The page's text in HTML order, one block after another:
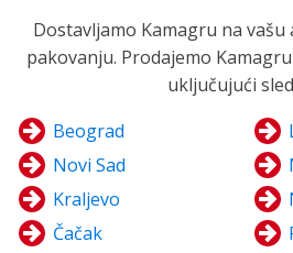
Dostavljamo Kamagru na
pakovanju. Prodajemo
uključujući
Beograd
Novi Sad
Kraljevo
Čačak